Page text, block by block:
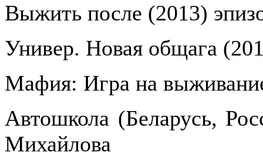
Выжить после (2013)
Универ. Новая общага
Мафия: Игра на
Автошкола (Беларусь,
Михайлова